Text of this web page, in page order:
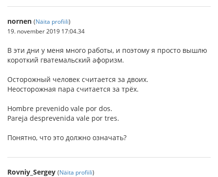
nornen (Näita profiili)
19. november 2019 17:04.34
В эти дни у меня много работы, и поэтому я просто вышлю
короткий гватемальский афоризм.
Осторожный человек считается за двоих.
Неосторожная пара считается за трёх.
Hombre prevenido vale por dos.
Pareja desprevenida vale por tres.
Понятно, что это должно означать?
Rovniy_Sergey (Näita profiili)